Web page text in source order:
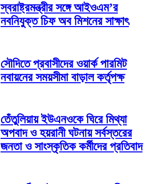
স্বরাষ্ট্রমন্ত্রীর সঙ্গে আইওএম’র
নবনিযুক্ত চিফ অব মিশনের সাক্ষাৎ
সৌদিতে প্রবাসীদের ওয়ার্ক পারমিট
নবায়নের সময়সীমা বাড়াল কর্তৃপক্ষ
তেঁতুলিয়ায় ইউএনওকে ঘিরে মিথ্যা
অপবাদ ও হয়রানী ঘটনায় সর্বস্তরের
জনতা ও সাংস্কৃতিক কর্মীদের প্রতিবাদ